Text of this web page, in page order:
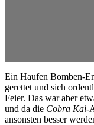
Ein Haufen Bomben-
gerettet und sich
Feier. Das war aber
und da die Cobra Kai-
ansonsten besser